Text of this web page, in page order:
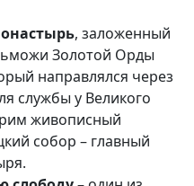
, заложенный
Золотой Орды
направлялся через
службы у Великого
живописный
собор – главный